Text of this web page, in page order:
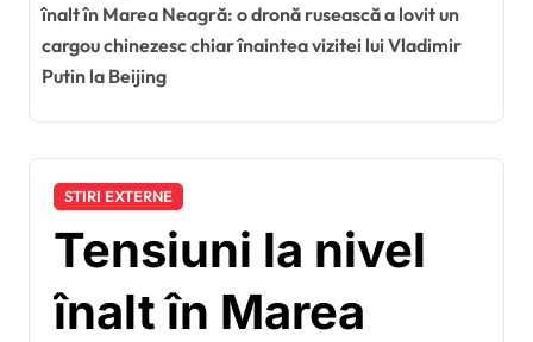
înalt în Marea Neagră: o dronă rusească a lovit un
cargou chinezesc chiar înaintea vizitei lui Vladimir
Putin la Beijing
STIRI EXTERNE
Tensiuni la nivel
înalt în Marea